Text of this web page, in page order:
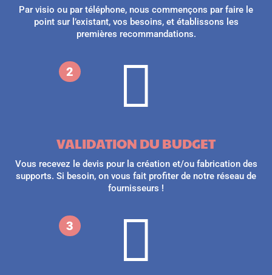
Par visio ou par téléphone, nous commençons par faire le
point sur l’existant, vos besoins, et établissons les
premières recommandations.

2
VALIDATION DU BUDGET
Vous recevez le devis pour la création et/ou fabrication des
supports. Si besoin, on vous fait profiter de notre réseau de
fournisseurs !

3